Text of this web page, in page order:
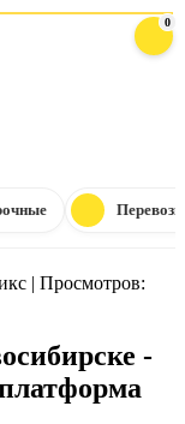
0
| Просмотров:
-